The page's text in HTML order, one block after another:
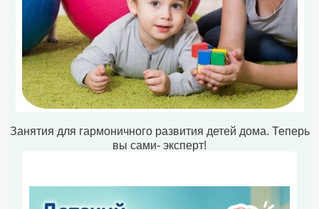
Занятия для гармоничного развития детей дома. Теперь
вы сами- эксперт!